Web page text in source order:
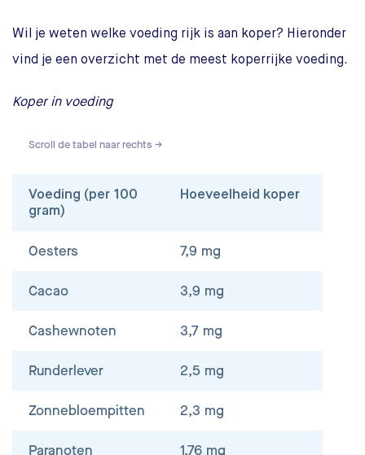
Wil je weten welke voeding rijk is aan koper? Hieronder
vind je een overzicht met de meest koperrijke voeding.
Koper in voeding
Scroll de tabel naar rechts →
Voeding (per 100
gram)
Hoeveelheid koper
Oesters 7,9 mg
Cacao 3,9 mg
Cashewnoten 3,7 mg
Runderlever 2,5 mg
Zonnebloempitten 2,3 mg
Paranoten 1,76 mg